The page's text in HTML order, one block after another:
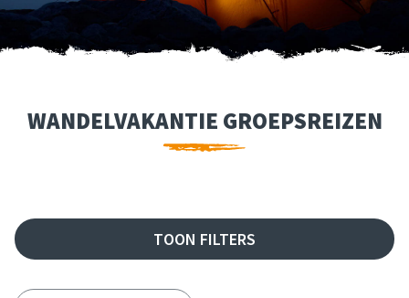
WANDELVAKANTIE GROEPSREIZEN
TOON FILTERS